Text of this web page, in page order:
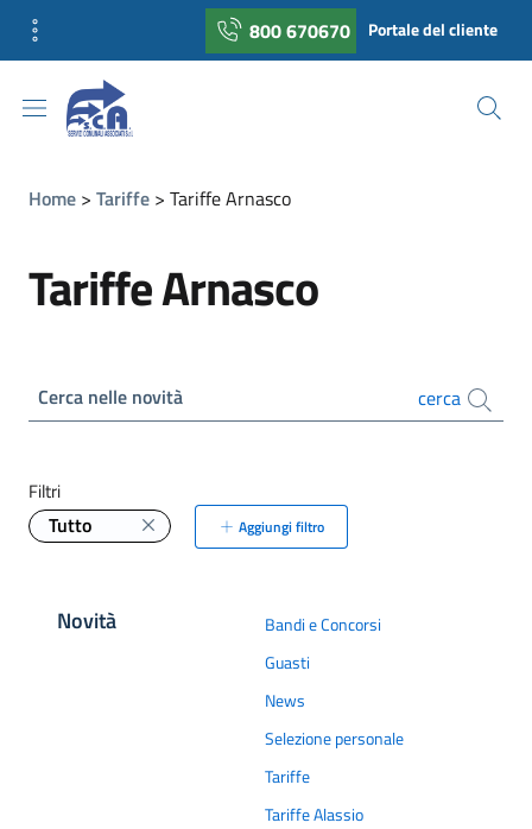
800 670670 Portale del cliente
Home Tariffe Tariffe Arnasco
Tariffe Arnasco
Cerca nelle novità cerca
Filtri
Tutto
Elimina labelAggiungi filtro
Novità
Bandi e Concorsi
Guasti
News
Selezione personale
Tariffe
Tariffe Alassio